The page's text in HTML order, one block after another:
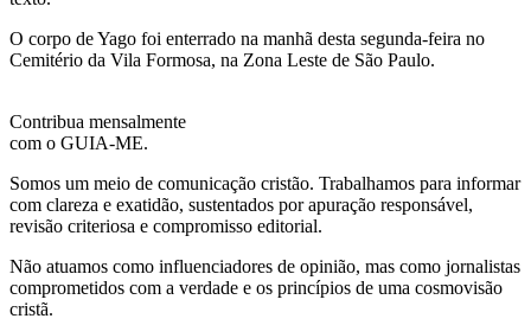
O corpo de Yago foi enterrado na manhã desta segunda-feira no
Cemitério da Vila Formosa, na Zona Leste de São Paulo.
Contribua mensalmente
com o GUIA-ME.
Somos um meio de comunicação cristão. Trabalhamos para informar
com clareza e exatidão, sustentados por apuração responsável,
revisão criteriosa e compromisso editorial.
Não atuamos como influenciadores de opinião, mas como jornalistas
comprometidos com a verdade e os princípios de uma cosmovisão
cristã.